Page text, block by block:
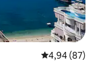
4,94 de uma
4,94 (87)